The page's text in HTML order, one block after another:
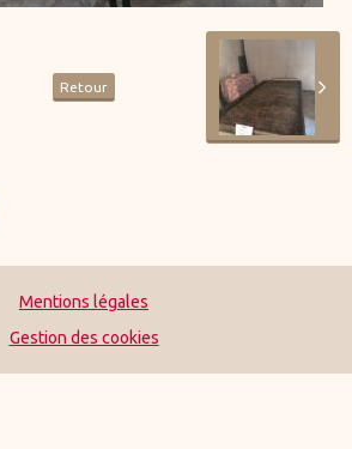
Retour
Mentions légales
Gestion des cookies